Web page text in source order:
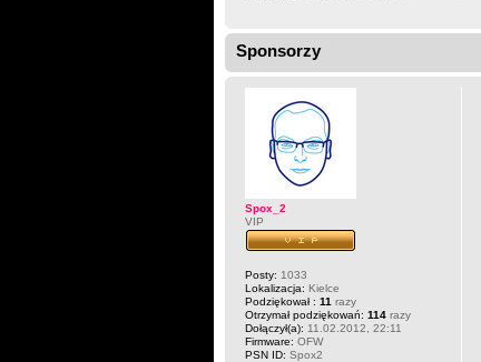
Sponsorzy
Spox_2
VIP
Posty: 1033
Lokalizacja: Kielce
Podziękował : 11 razy
Otrzymał podziękowań: 114 razy
Dołączył(a): 11.02.2012, 22:11
Firmware: OFW
PSN ID: Spox2